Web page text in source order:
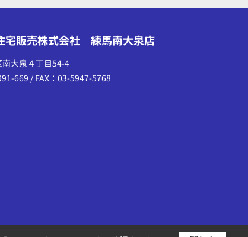
宅販売株式会社 練馬南大泉店
大泉４丁目54-4
669 / FAX：03-5947-5768